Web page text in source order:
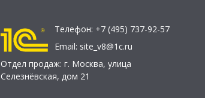
Телефон: +7 (495) 737-92-57
Email: site_v8@1c.ru
Отдел продаж: г. Москва, улица
Селезнёвская, дом 21